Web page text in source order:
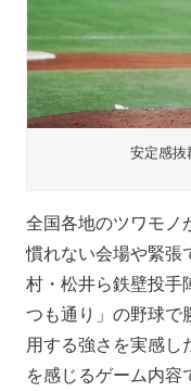
安定感抜
全国各地のツワモノ
慣れない会場や緊張
村・松井ら鉄壁投手
つも通り」の野球で
用する強さを実感し
を感じるゲーム内容